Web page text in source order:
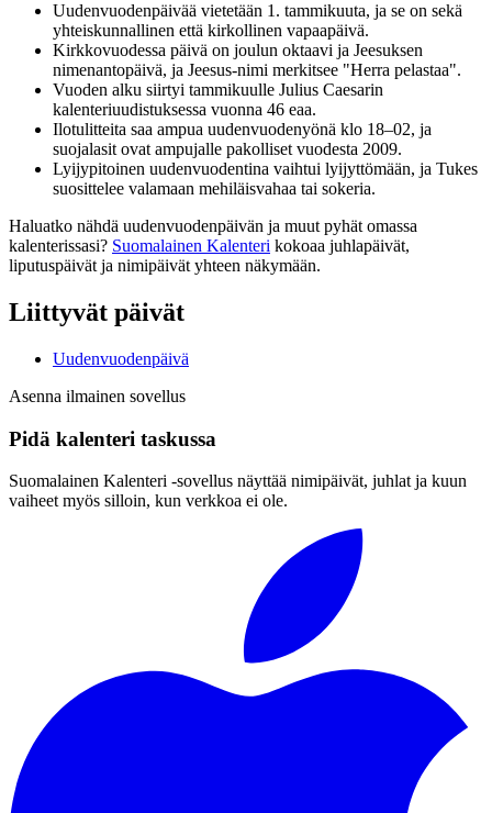
Uudenvuodenpäivää vietetään 1. tammikuuta, ja se on sekä
yhteiskunnallinen että kirkollinen vapaapäivä.
Kirkkovuodessa päivä on joulun oktaavi ja Jeesuksen
nimenantopäivä, ja Jeesus-nimi merkitsee "Herra pelastaa".
Vuoden alku siirtyi tammikuulle Julius Caesarin
kalenteriuudistuksessa vuonna 46 eaa.
Ilotulitteita saa ampua uudenvuodenyönä klo 18–02, ja
suojalasit ovat ampujalle pakolliset vuodesta 2009.
Lyijypitoinen uudenvuodentina vaihtui lyijyttömään, ja Tukes
suosittelee valamaan mehiläisvahaa tai sokeria.
Haluatko nähdä uudenvuodenpäivän ja muut pyhät omassa
kalenterissasi? Suomalainen Kalenteri kokoaa juhlapäivät,
liputuspäivät ja nimipäivät yhteen näkymään.
Liittyvät päivät
Uudenvuodenpäivä
Asenna ilmainen sovellus
Pidä kalenteri taskussa
Suomalainen Kalenteri ‑sovellus näyttää nimipäivät, juhlat ja kuun
vaiheet myös silloin, kun verkkoa ei ole.